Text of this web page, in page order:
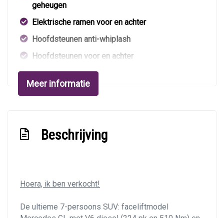
geheugen
Elektrische ramen voor en achter
Hoofdsteunen anti-whiplash
Hoofdsteunen voor en achter
Houtafwerking interieur
Kunstlederen bekleding
Lendesteun(en) verstelbaar
Stuurbekrachtiging
Meer informatie
Beschrijving
Hoera, ik ben verkocht!
De ultieme 7-persoons SUV: faceliftmodel